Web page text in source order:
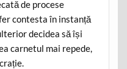
de procese
contesta în instanță
decidea să își
carnetul mai repede,